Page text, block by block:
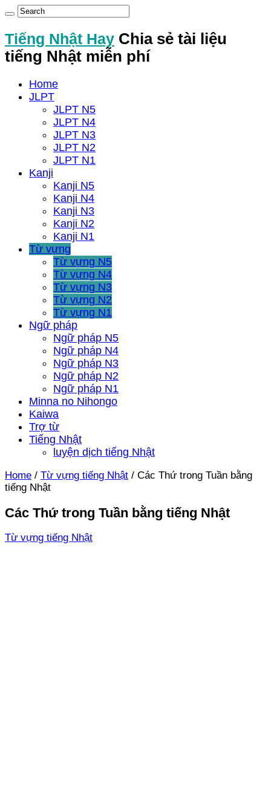
Tiếng Nhật Hay Chia sẻ tài liệu
tiếng Nhật miễn phí
Home
JLPT
JLPT N5
JLPT N4
JLPT N3
JLPT N2
JLPT N1
Kanji
Kanji N5
Kanji N4
Kanji N3
Kanji N2
Kanji N1
Từ vựng
Từ vựng N5
Từ vựng N4
Từ vựng N3
Từ vựng N2
Từ vựng N1
Ngữ pháp
Ngữ pháp N5
Ngữ pháp N4
Ngữ pháp N3
Ngữ pháp N2
Ngữ pháp N1
Minna no Nihongo
Kaiwa
Trợ từ
Tiếng Nhật
luyện dịch tiếng Nhật
Home / Từ vựng tiếng Nhật / Các Thứ trong Tuần bằng
tiếng Nhật
Các Thứ trong Tuần bằng tiếng Nhật
Từ vựng tiếng Nhật